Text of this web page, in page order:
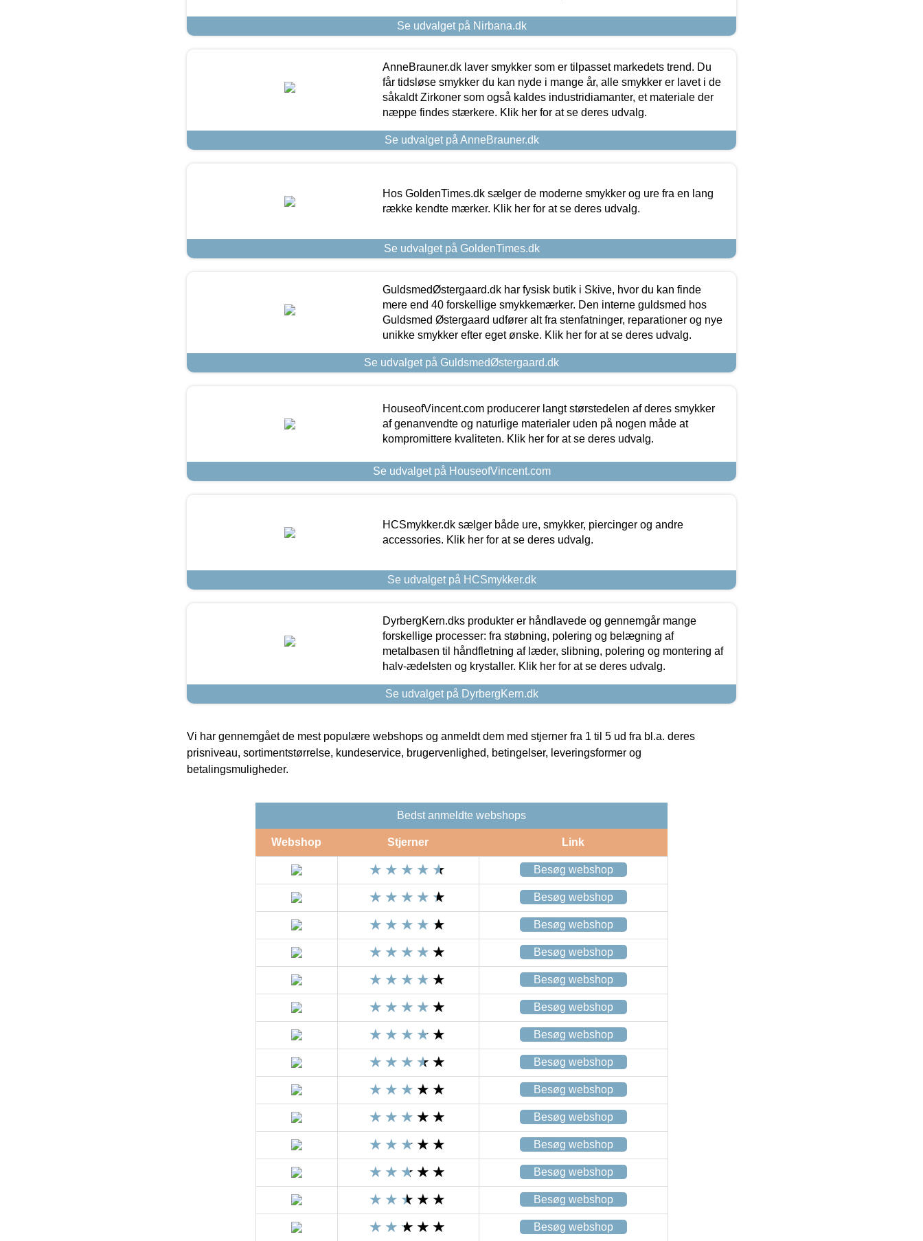
Se udvalget på Nirbana.dk
AnneBrauner.dk laver smykker som er tilpasset markedets trend. Du
får tidsløse smykker du kan nyde i mange år, alle smykker er lavet i de
såkaldt Zirkoner som også kaldes industridiamanter, et materiale der
næppe findes stærkere. Klik her for at se deres udvalg.
Se udvalget på AnneBrauner.dk
Hos GoldenTimes.dk sælger de moderne smykker og ure fra en lang
række kendte mærker. Klik her for at se deres udvalg.
Se udvalget på GoldenTimes.dk
GuldsmedØstergaard.dk har fysisk butik i Skive, hvor du kan finde
mere end 40 forskellige smykkemærker. Den interne guldsmed hos
Guldsmed Østergaard udfører alt fra stenfatninger, reparationer og nye
unikke smykker efter eget ønske. Klik her for at se deres udvalg.
Se udvalget på GuldsmedØstergaard.dk
HouseofVincent.com producerer langt størstedelen af deres smykker
af genanvendte og naturlige materialer uden på nogen måde at
kompromittere kvaliteten. Klik her for at se deres udvalg.
Se udvalget på HouseofVincent.com
HCSmykker.dk sælger både ure, smykker, piercinger og andre
accessories. Klik her for at se deres udvalg.
Se udvalget på HCSmykker.dk
DyrbergKern.dks produkter er håndlavede og gennemgår mange
forskellige processer: fra støbning, polering og belægning af
metalbasen til håndfletning af læder, slibning, polering og montering af
halv-ædelsten og krystaller. Klik her for at se deres udvalg.
Se udvalget på DyrbergKern.dk
Vi har gennemgået de mest populære webshops og anmeldt dem med stjerner fra 1 til 5 ud fra bl.a. deres
prisniveau, sortimentstørrelse, kundeservice, brugervenlighed, betingelser, leveringsformer og
betalingsmuligheder.
Bedst anmeldte webshops
Webshop Stjerner Link
Besøg webshop
Besøg webshop
Besøg webshop
Besøg webshop
Besøg webshop
Besøg webshop
Besøg webshop
Besøg webshop
Besøg webshop
Besøg webshop
Besøg webshop
Besøg webshop
Besøg webshop
Besøg webshop